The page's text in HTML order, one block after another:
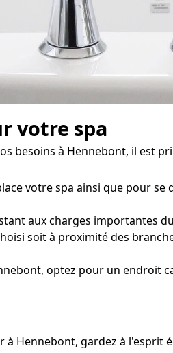
votre spa
besoins à Hennebont, il est
votre spa ainsi que pour
aux charges importantes
soit à proximité des
optez pour un endroit
Hennebont, gardez à l'esprit